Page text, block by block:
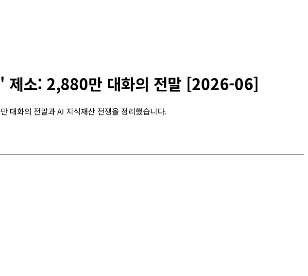
소: 2,880만 대화의 전말 [2026-06]
대화의 전말과 AI 지식재산 전쟁을 정리했습니다.